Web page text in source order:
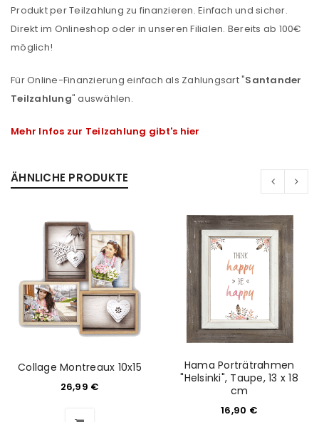
Produkt per Teilzahlung zu finanzieren. Einfach und sicher.
Direkt im Onlineshop oder in unseren Filialen. Bereits ab 100€
möglich!
Für Online-Finanzierung einfach als Zahlungsart "Santander
Teilzahlung" auswählen.
Mehr Infos zur Teilzahlung gibt's hier
ÄHNLICHE PRODUKTE
Collage Montreaux 10x15
26,99 €
Hama Porträtrahmen
"Helsinki", Taupe, 13 x 18
cm
16,90 €